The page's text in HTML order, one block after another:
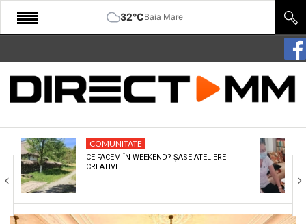
32°CBaia Mare
START
COMUNITATE
CULTURA
ECONOMIE
SANATATE
COMUNITATE
CE FACEM ÎN WEEKEND? ȘASE ATELIERE
CREATIVE…